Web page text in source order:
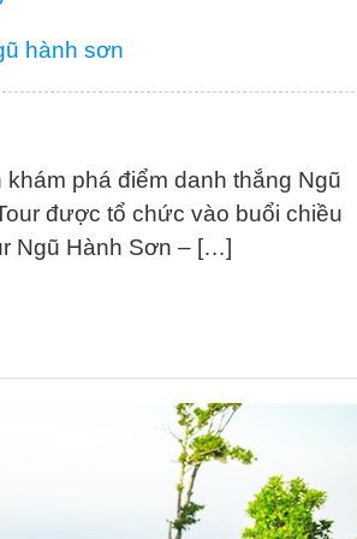
hành sơn
phá điểm danh thắng Ngũ
được tổ chức vào buổi chiều
Ngũ Hành Sơn – […]